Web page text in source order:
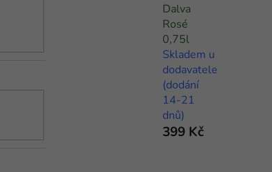
Dalva
Rosé
0,75l
Skladem u
dodavatele
(dodání
14-21
dnů)
399 Kč